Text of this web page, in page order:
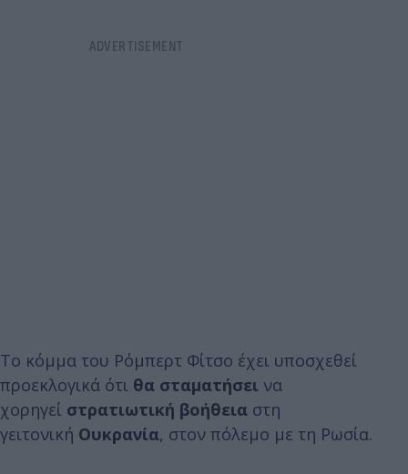
Το κόμμα του Ρόμπερτ Φίτσο έχει υποσχεθεί
προεκλογικά ότι θα σταματήσει να
χορηγεί στρατιωτική βοήθεια στη
γειτονική Ουκρανία, στον πόλεμο με τη Ρωσία.